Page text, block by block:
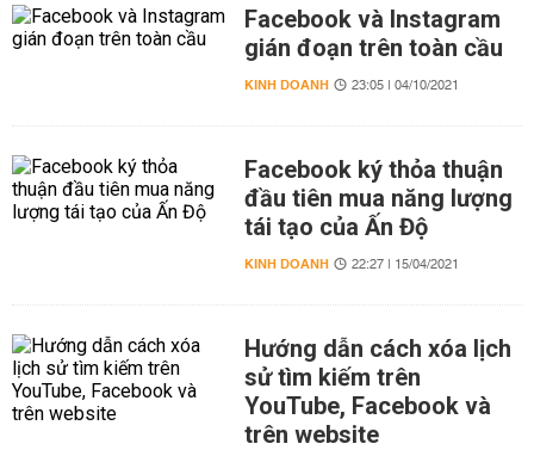
Facebook và Instagram
gián đoạn trên toàn cầu
KINH DOANH 23:05 | 04/10/2021
Facebook ký thỏa thuận
đầu tiên mua năng lượng
tái tạo của Ấn Độ
KINH DOANH 22:27 | 15/04/2021
Hướng dẫn cách xóa lịch
sử tìm kiếm trên
YouTube, Facebook và
trên website